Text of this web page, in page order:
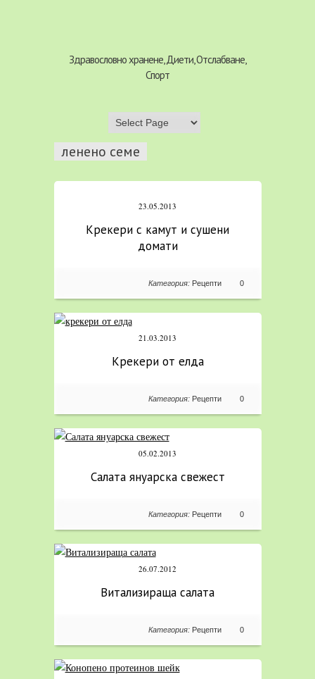
Здравословно хранене, Диети, Отслабване,
Спорт
ленено семе
23.05.2013
Крекери с камут и сушени
домати
0
Категория: Рецепти
21.03.2013
Крекери от елда
0
Категория: Рецепти
05.02.2013
Салата януарска свежест
0
Категория: Рецепти
26.07.2012
Витализираща салата
0
Категория: Рецепти